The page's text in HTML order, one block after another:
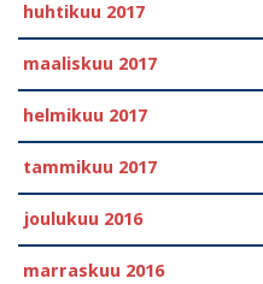
huhtikuu 2017
maaliskuu 2017
helmikuu 2017
tammikuu 2017
joulukuu 2016
marraskuu 2016